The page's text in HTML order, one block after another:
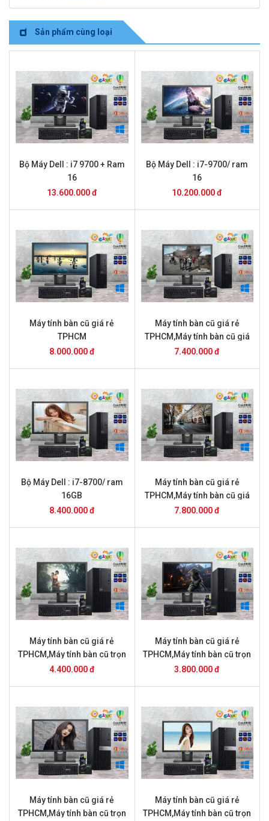
Sản phẩm cùng loại
Bộ Máy Dell : i7 9700 + Ram
16
13.600.000 đ
Bộ Máy Dell : i7-9700/ ram
16
10.200.000 đ
Máy tính bàn cũ giá rẻ
TPHCM
8.000.000 đ
Máy tính bàn cũ giá rẻ
TPHCM,Máy tính bàn cũ giá
rẻ TPHCM
7.400.000 đ
Bộ Máy Dell : i7-8700/ ram
16GB
8.400.000 đ
Máy tính bàn cũ giá rẻ
TPHCM,Máy tính bàn cũ giá
rẻ TPHCM,Máy tính bàn cũ
7.800.000 đ
Máy tính bàn cũ giá rẻ
TPHCM,Máy tính bàn cũ trọn
bộ giá 4.2 triệu Máy tính bàn
4.400.000 đ
Máy tính bàn cũ giá rẻ
TPHCM,Máy tính bàn cũ trọn
bộ giá 3,8 triệu
3.800.000 đ
Máy tính bàn cũ giá rẻ
TPHCM,Máy tính bàn cũ trọn
Máy tính bàn cũ giá rẻ
TPHCM,Máy tính bàn cũ trọn